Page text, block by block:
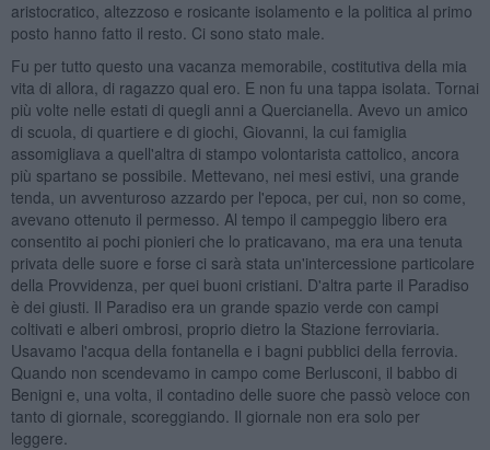
aristocratico, altezzoso e rosicante isolamento e la politica al primo
posto hanno fatto il resto. Ci sono stato male.
Fu per tutto questo una vacanza memorabile, costitutiva della mia
vita di allora, di ragazzo qual ero. E non fu una tappa isolata. Tornai
più volte nelle estati di quegli anni a Quercianella. Avevo un amico
di scuola, di quartiere e di giochi, Giovanni, la cui famiglia
assomigliava a quell'altra di stampo volontarista cattolico, ancora
più spartano se possibile. Mettevano, nei mesi estivi, una grande
tenda, un avventuroso azzardo per l'epoca, per cui, non so come,
avevano ottenuto il permesso. Al tempo il campeggio libero era
consentito ai pochi pionieri che lo praticavano, ma era una tenuta
privata delle suore e forse ci sarà stata un'intercessione particolare
della Provvidenza, per quei buoni cristiani. D'altra parte il Paradiso
è dei giusti. Il Paradiso era un grande spazio verde con campi
coltivati e alberi ombrosi, proprio dietro la Stazione ferroviaria.
Usavamo l'acqua della fontanella e i bagni pubblici della ferrovia.
Quando non scendevamo in campo come Berlusconi, il babbo di
Benigni e, una volta, il contadino delle suore che passò veloce con
tanto di giornale, scoreggiando. Il giornale non era solo per
leggere.